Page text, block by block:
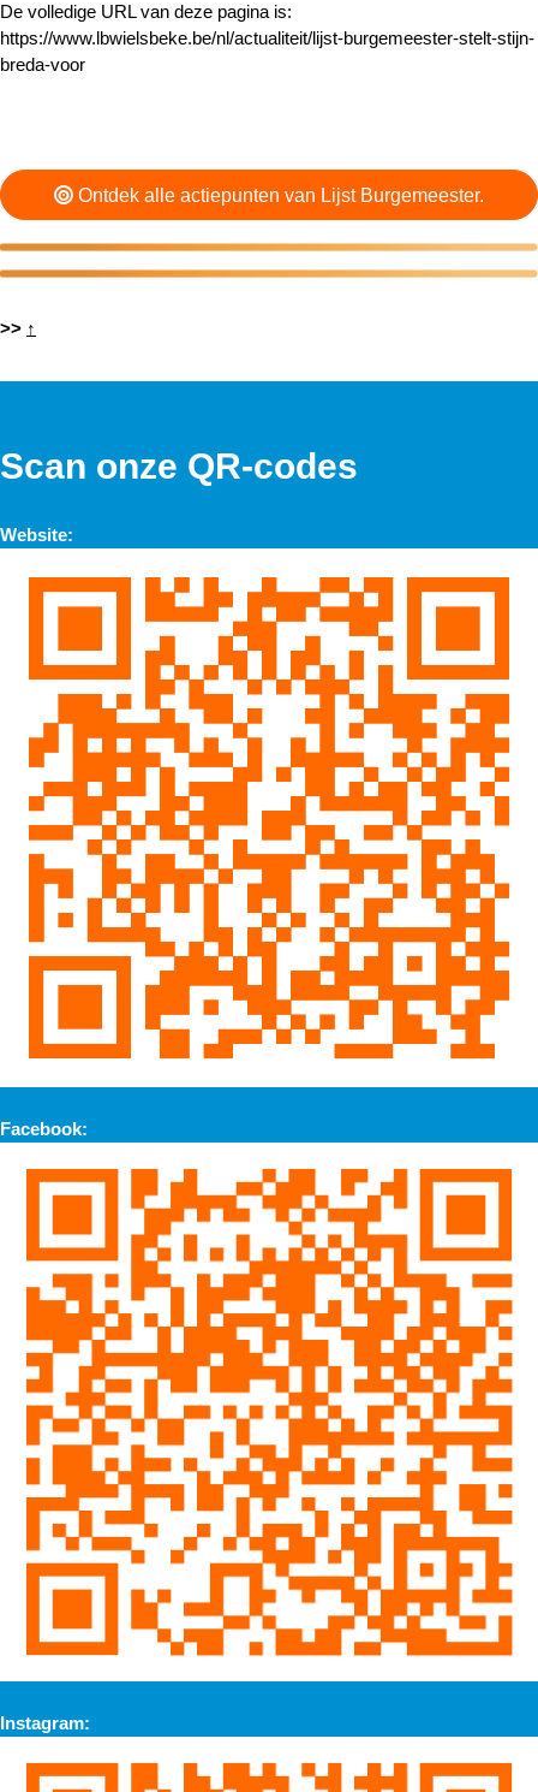
De volledige URL van deze pagina is:
https://www.lbwielsbeke.be/nl/actualiteit/lijst-burgemeester-stelt-stijn-
breda-voor
Ontdek alle actiepunten van Lijst Burgemeester.
>> ↑
Scan onze QR-codes
Website:
Facebook:
Instagram: